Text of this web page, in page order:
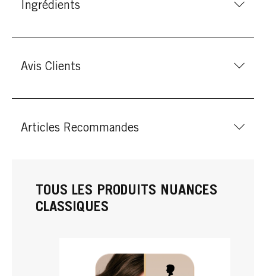
Ingrédients
Avis Clients
Articles Recommandes
TOUS LES PRODUITS NUANCES
CLASSIQUES